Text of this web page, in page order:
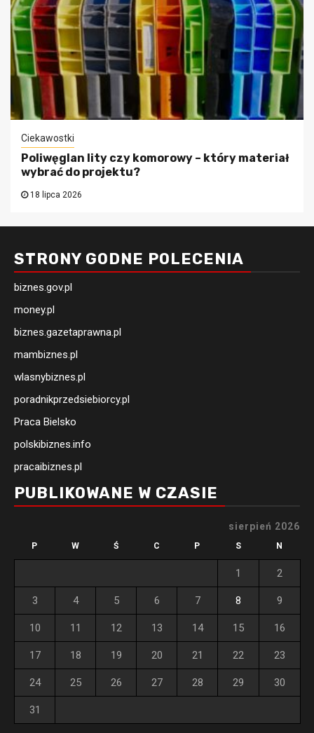
Ciekawostki
Poliwęglan lity czy komorowy – który materiał
wybrać do projektu?
18 lipca 2026
STRONY GODNE POLECENIA
biznes.gov.pl
money.pl
biznes.gazetaprawna.pl
mambiznes.pl
wlasnybiznes.pl
poradnikprzedsiebiorcy.pl
Praca Bielsko
polskibiznes.info
pracaibiznes.pl
PUBLIKOWANE W CZASIE
sierpień 2026
P W Ś C P S N
1 2
3 4 5 6 7 8 9
10 11 12 13 14 15 16
17 18 19 20 21 22 23
24 25 26 27 28 29 30
31